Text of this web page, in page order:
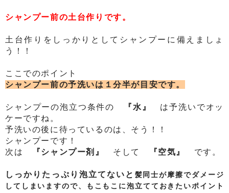
シャンプー前の土台作りです。
土台作りをしっかりとしてシャンプーに備えましょ
う！！
ここでのポイント
シャンプー前の予洗いは１分半が目安です。
シャンプーの泡立つ条件の 『水』
は予洗いでオッ
ケーですね。
予洗いの後に待っているのは、そう！！
シャンプーです！
次は
『シャンプー剤』 そして 『空気』 です。
しっかりたっぷり泡立てないと 髪同士が摩擦でダメージ
してしまいますので、もこもこに泡立てておきたいポイント